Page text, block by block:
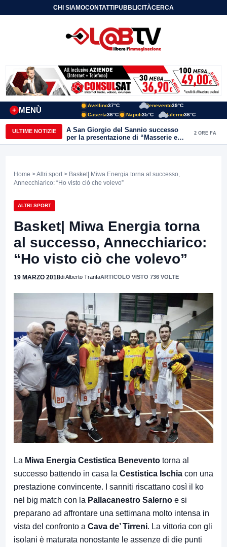
CHI SIAMOCONTATTIPUBBLICITÀCERCA
MENÙ
+
Avellino37°C Benevento39°C
Caserta36°C Napoli35°C Salerno36°C
ULTIME NOTIZIE
A San Giorgio del Sannio successo
per la presentazione di “Masserie e
vita contadina” di Carmine Nardone
2 ORE FA
Home >Altri sport > Basket| Miwa Energia torna al successo,
Annecchiarico: “Ho visto ciò che volevo”
ALTRI SPORT
Basket| Miwa Energia torna
al successo, Annecchiarico:
“Ho visto ciò che volevo”
19 MARZO 2018di Alberto TranfaARTICOLO VISTO 736 VOLTE
La Miwa Energia Cestistica Benevento torna al
successo battendo in casa la Cestistica Ischia con una
prestazione convincente. I sanniti riscattano così il ko
nel big match con la Pallacanestro Salerno e si
preparano ad affrontare una settimana molto intensa in
vista del confronto a Cava de’ Tirreni. La vittoria con gli
isolani è maturata nonostante le assenze di die punti